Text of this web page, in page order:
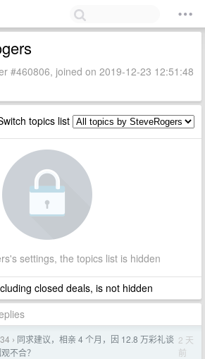
#460806, joined on 2019-12-23 12:51:48
topics list
settings, the topics list is hidden
closed deals, is not hidden
› 同求建议，相亲 4 个月，因 12.8 万彩礼谈
不合？
2 天
前